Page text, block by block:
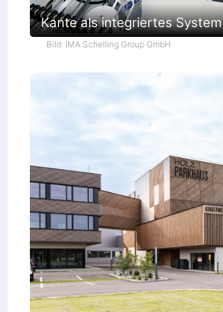
Kante als integriertes System
Bild: IMA Schelling Group GmbH